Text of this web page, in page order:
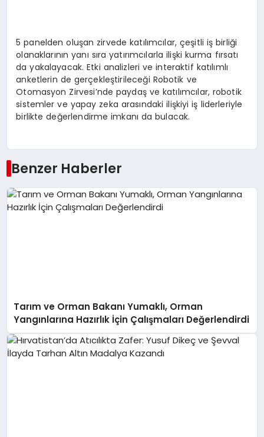
5 panelden oluşan zirvede katılımcılar, çeşitli iş birliği
olanaklarının yanı sıra yatırımcılarla ilişki kurma fırsatı
da yakalayacak. Etki analizleri ve interaktif katılımlı
anketlerin de gerçekleştirileceği Robotik ve
Otomasyon Zirvesi’nde paydaş ve katılımcılar, robotik
sistemler ve yapay zeka arasındaki ilişkiyi iş liderleriyle
birlikte değerlendirme imkanı da bulacak.
Benzer Haberler
Tarım ve Orman Bakanı Yumaklı, Orman
Yangınlarına Hazırlık İçin Çalışmaları Değerlendirdi